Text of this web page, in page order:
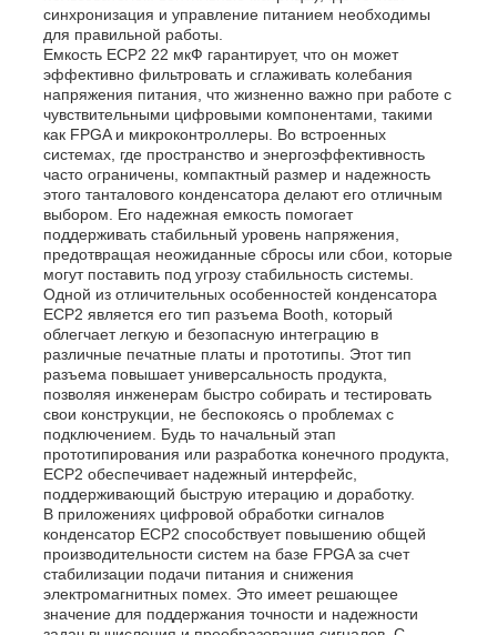
Продукты
Видеозаписи
О нас
Экскурсия по заводу
Контроль качества
Свяжитесь с нами
Новости
Случаи
FPGA Field Programmable Gate Array (ФПГА
синхронизация и управление питанием необходимы
для правильной работы.
Емкость ECP2 22 мкФ гарантирует, что он может
эффективно фильтровать и сглаживать колебания
напряжения питания, что жизненно важно при работе с
чувствительными цифровыми компонентами, такими
как FPGA и микроконтроллеры. Во встроенных
системах, где пространство и энергоэффективность
часто ограничены, компактный размер и надежность
этого танталового конденсатора делают его отличным
выбором. Его надежная емкость помогает
поддерживать стабильный уровень напряжения,
предотвращая неожиданные сбросы или сбои, которые
могут поставить под угрозу стабильность системы.
Одной из отличительных особенностей конденсатора
ECP2 является его тип разъема Booth, который
облегчает легкую и безопасную интеграцию в
различные печатные платы и прототипы. Этот тип
разъема повышает универсальность продукта,
позволяя инженерам быстро собирать и тестировать
свои конструкции, не беспокоясь о проблемах с
подключением. Будь то начальный этап
прототипирования или разработка конечного продукта,
ECP2 обеспечивает надежный интерфейс,
поддерживающий быструю итерацию и доработку.
В приложениях цифровой обработки сигналов
конденсатор ECP2 способствует повышению общей
производительности систем на базе FPGA за счет
стабилизации подачи питания и снижения
электромагнитных помех. Это имеет решающее
значение для поддержания точности и надежности